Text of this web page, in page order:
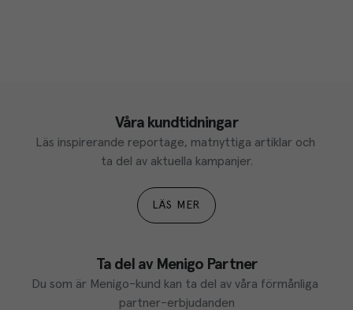
Våra kundtidningar
Läs inspirerande reportage, matnyttiga artiklar och
ta del av aktuella kampanjer.
LÄS MER
Ta del av Menigo Partner
Du som är Menigo-kund kan ta del av våra förmånliga
partner-erbjudanden